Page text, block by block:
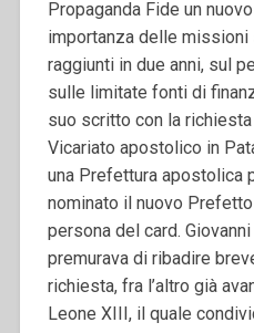
Propaganda Fide un
importanza delle
raggiunti in due anni, sul
sulle limitate fonti di
suo scritto con la
Vicariato apostolico in
una Prefettura apostolica
nominato il nuovo
persona del card.
premurava di ribadire
richiesta, fra l’altro già
Leone XIII, il quale